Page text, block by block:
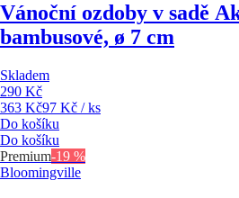
Vánoční ozdoby v sadě
bambusové, ø 7 cm
Skladem
290 Kč
363 Kč97 Kč / ks
Do košíku
Do košíku
Premium-19 %
Bloomingville